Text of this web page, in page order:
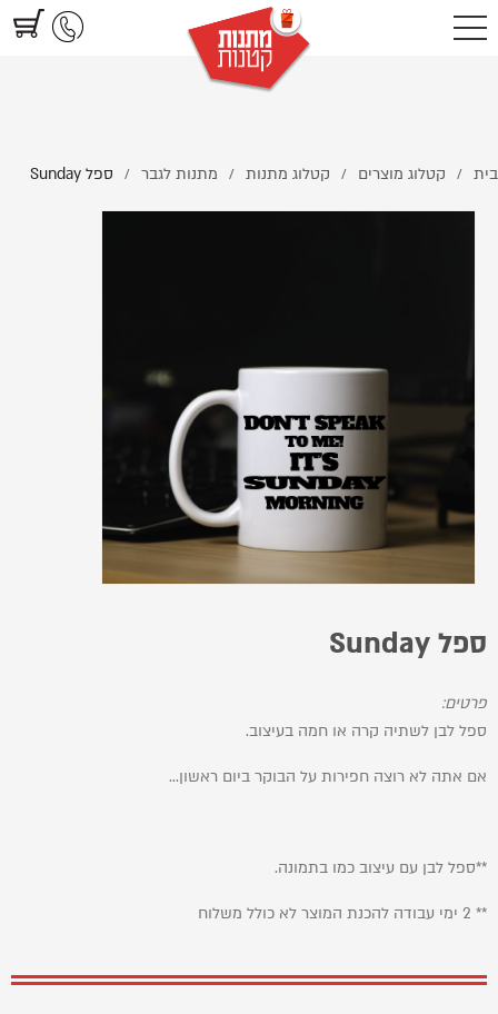
https://www.littlegifts.co.il/%D7%A1%D7%A4%D7%9C-Sunday/
בית / קטלוג מוצרים / קטלוג מתנות / מתנות לגבר / ספל Sunday
ספל Sunday
פרטים:
ספל לבן לשתיה קרה או חמה בעיצוב.
אם אתה לא רוצה חפירות על הבוקר ביום ראשון...
**ספל לבן עם עיצוב כמו בתמונה.
** 2 ימי עבודה להכנת המוצר לא כולל משלוח